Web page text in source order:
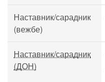
Наставник/сарадник
(вежбе)
Наставник/сарадник
(ДОН)